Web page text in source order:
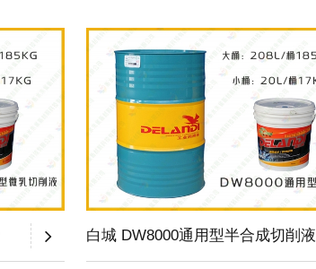
白城 DW8000通用型半合成切削液